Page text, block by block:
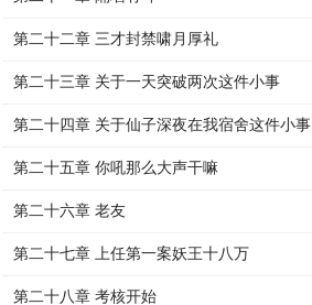
第二十二章 三才封禁啸月厚礼
第二十三章 关于一天突破两次这件小事
第二十四章 关于仙子深夜在我宿舍这件小事
第二十五章 你吼那么大声干嘛
第二十六章 老友
第二十七章 上任第一案妖王十八万
第二十八章 考核开始